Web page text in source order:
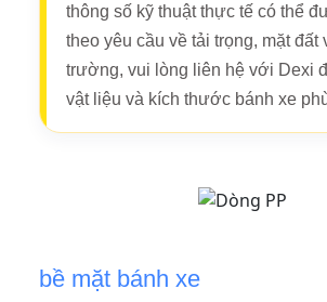
thông số kỹ thuật thực tế có thể
theo yêu cầu về tải trọng, mặt đất
trường, vui lòng liên hệ với Dexi
vật liệu và kích thước bánh xe
bề mặt bánh xe